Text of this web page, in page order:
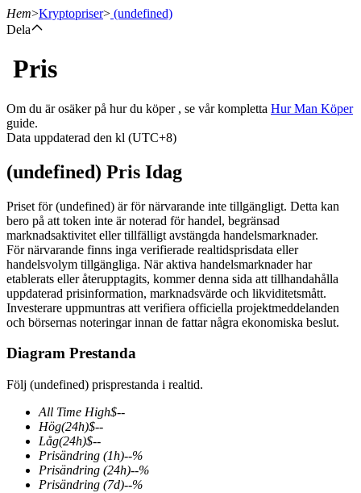
Terminer
USDT Futures
Futures med USDT som säkerhet
COIN-M Futures
Futures för kryptovaluta
Hem>Kryptopriser> (undefined)
Dela
Pris
Om du är osäker på hur du köper , se vår kompletta Hur Man Köper
guide.
Data uppdaterad den kl (UTC+8)
(undefined) Pris Idag
Priset för (undefined) är för närvarande inte tillgängligt. Detta kan
bero på att token inte är noterad för handel, begränsad
marknadsaktivitet eller tillfälligt avstängda handelsmarknader.
För närvarande finns inga verifierade realtidsprisdata eller
handelsvolym tillgängliga. När aktiva handelsmarknader har
etablerats eller återupptagits, kommer denna sida att tillhandahålla
uppdaterad prisinformation, marknadsvärde och likviditetsmått.
Investerare uppmuntras att verifiera officiella projektmeddelanden
och börsernas noteringar innan de fattar några ekonomiska beslut.
Diagram Prestanda
Följ (undefined) prisprestanda i realtid.
All Time High$--
Hög(24h)$--
Låg(24h)$--
Prisändring (1h)--%
Prisändring (24h)--%
Prisändring (7d)--%